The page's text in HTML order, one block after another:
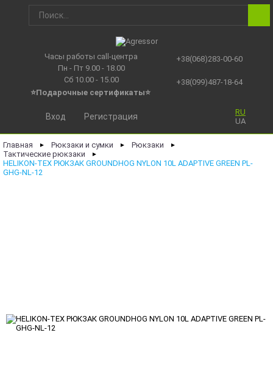
Часы работы call-центра
Пн - Пт 9.00 - 18.00
Сб 10.00 - 15.00
⭐Подарочные сертификаты⭐
+38(068)283-00-60
+38(099)487-18-64
RU
UA
Вход Регистрация
Главная ► Рюкзаки и сумки ► Рюкзаки ►
Тактические рюкзаки ►
HELIKON-TEX РЮКЗАК GROUNDHOG NYLON 10L ADAPTIVE GREEN PL-
GHG-NL-12